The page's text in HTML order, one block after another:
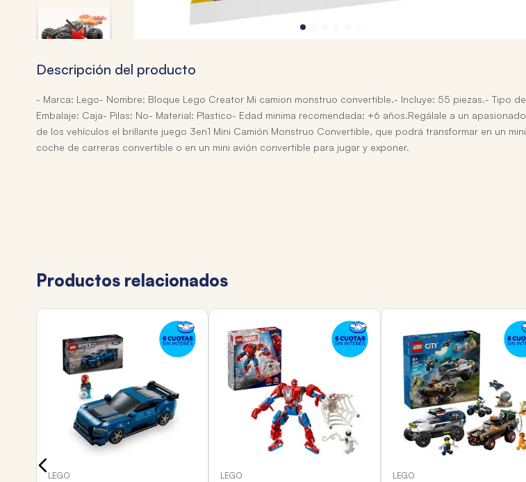
Descripción del producto
- Marca: Lego- Nombre: Bloque Lego Creator Mi camion monstruo convertible.- Incluye: 55 piezas.- Tipo de
Embalaje: Caja- Pilas: No- Material: Plastico- Edad minima recomendada: +6 años.Regálale a un apasionado
de los vehículos el brillante juego 3en1 Mini Camión Monstruo Convertible, que podrá transformar en un mini
coche de carreras convertible o en un mini avión convertible para jugar y exponer.
Productos relacionados
LEGO LEGO LEGO